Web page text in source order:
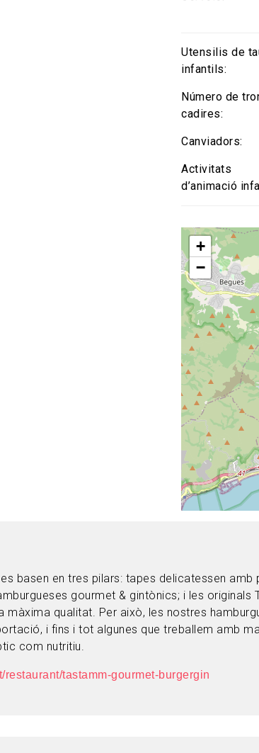
Utensilis de
infantils
Número de
cadires
Canviadors
Activitats
d’animació
+
−
basen en tres pilars: tapes delicatessen
gourmet & gintònics; i les
qualitat. Per això, les nostres
i fins i tot algunes que treballem amb
com nutritiu.
tastamm-gourmet-burgergin